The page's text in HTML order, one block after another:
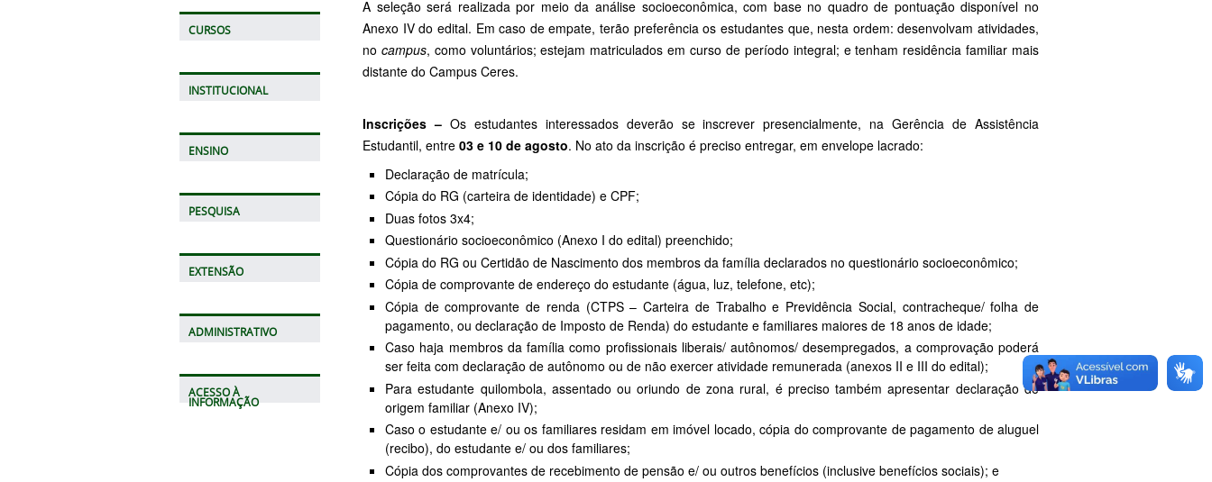
CURSOS
INSTITUCIONAL
ENSINO
PESQUISA
EXTENSÃO
ADMINISTRATIVO
ACESSO À
INFORMAÇÃO
A seleção será realizada por meio da análise socioeconômica, com base no quadro de pontuação disponível no
Anexo IV do edital. Em caso de empate, terão preferência os estudantes que, nesta ordem: desenvolvam atividades,
no campus, como voluntários; estejam matriculados em curso de período integral; e tenham residência familiar mais
distante do Campus Ceres.
Inscrições –Os estudantes interessados deverão se inscrever presencialmente, na Gerência de Assistência
Estudantil, entre 03 e 10 de agosto. No ato da inscrição é preciso entregar, em envelope lacrado:
Declaração de matrícula;
Cópia do RG (carteira de identidade) e CPF;
Duas fotos 3x4;
Questionário socioeconômico (Anexo I do edital) preenchido;
Cópia do RG ou Certidão de Nascimento dos membros da família declarados no questionário socioeconômico;
Cópia de comprovante de endereço do estudante (água, luz, telefone, etc);
Cópia de comprovante de renda (CTPS – Carteira de Trabalho e Previdência Social, contracheque/ folha de
pagamento, ou declaração de Imposto de Renda) do estudante e familiares maiores de 18 anos de idade;
Caso haja membros da família como profissionais liberais/ autônomos/ desempregados, a comprovação poderá
ser feita com declaração de autônomo ou de não exercer atividade remunerada (anexos II e III do edital);
Para estudante quilombola, assentado ou oriundo de zona rural, é preciso também apresentar declaração de
origem familiar (Anexo IV);
Caso o estudante e/ ou os familiares residam em imóvel locado, cópia do comprovante de pagamento de aluguel
(recibo), do estudante e/ ou dos familiares;
Cópia dos comprovantes de recebimento de pensão e/ ou outros benefícios (inclusive benefícios sociais); e